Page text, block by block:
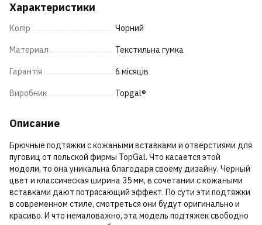
Характеристики
Колір Чорний
Материал Текстильна гумка
Гарантія 6 місяців
Виробник Topgal®
Описание
Брючные подтяжки с кожаными вставками и отверстиями для
пуговиц от польской фирмы TopGal. Что касается этой
модели, то она уникальна благодаря своему дизайну. Черный
цвет и классическая ширина 35 мм, в сочетании с кожаными
вставками дают потрясающий эффект. По сути эти подтяжки
в современном стиле, смотреться они будут оригинально и
красиво. И что немаловажно, эта модель подтяжек свободно